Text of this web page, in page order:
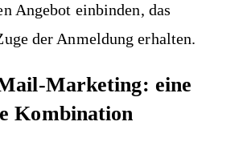
Angebot einbinden, das
der Anmeldung erhalten.
Marketing: eine
Kombination